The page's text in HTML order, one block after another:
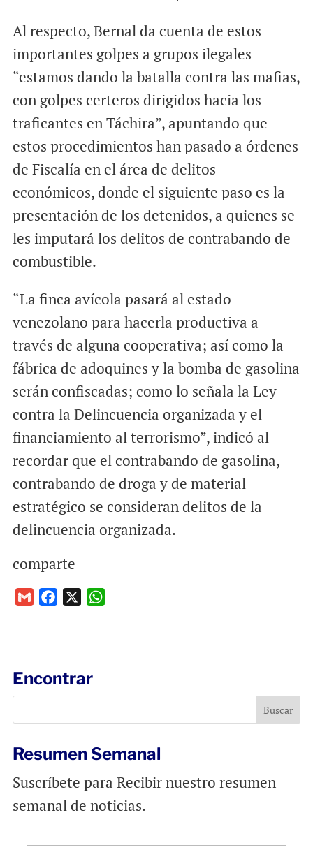
Al respecto, Bernal da cuenta de estos
importantes golpes a grupos ilegales
“estamos dando la batalla contra las mafias,
con golpes certeros dirigidos hacia los
traficantes en Táchira”, apuntando que
estos procedimientos han pasado a órdenes
de Fiscalía en el área de delitos
económicos, donde el siguiente paso es la
presentación de los detenidos, a quienes se
les imputará los delitos de contrabando de
combustible.
“La finca avícola pasará al estado
venezolano para hacerla productiva a
través de alguna cooperativa; así como la
fábrica de adoquines y la bomba de gasolina
serán confiscadas; como lo señala la Ley
contra la Delincuencia organizada y el
financiamiento al terrorismo”, indicó al
recordar que el contrabando de gasolina,
contrabando de droga y de material
estratégico se consideran delitos de la
delincuencia organizada.
comparte
o
k
p
Encontrar
Resumen Semanal
Suscríbete para Recibir nuestro resumen
semanal de noticias.